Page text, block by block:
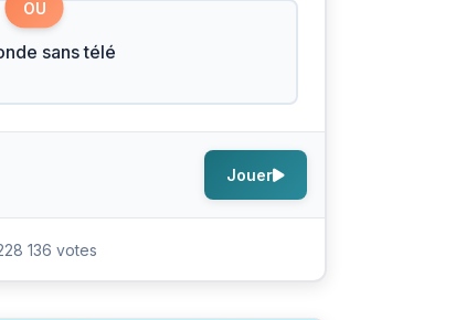
OU
sans télé
Jouer
136 votes